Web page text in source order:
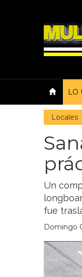
LO
Locales
Un
fue
Domingo